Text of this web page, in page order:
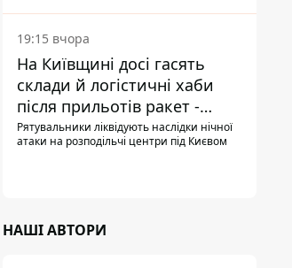
19:15 вчора
На Київщині досі гасять
склади й логістичні хаби
після прильотів ракет -
ДСНС
Рятувальники ліквідують наслідки нічної
атаки на розподільчі центри під Києвом
НАШІ АВТОРИ